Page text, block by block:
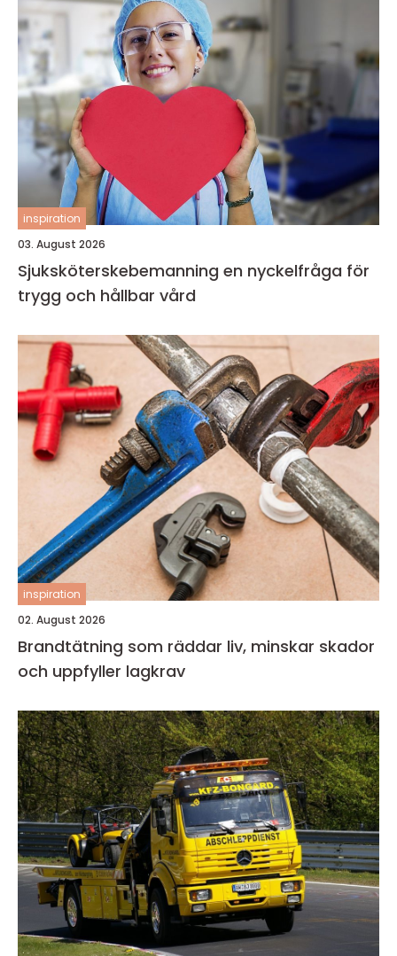
inspiration
03. August 2026
Sjuksköterskebemanning en nyckelfråga för
trygg och hållbar vård
inspiration
02. August 2026
Brandtätning som räddar liv, minskar skador
och uppfyller lagkrav